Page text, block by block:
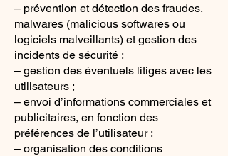
– prévention et détection des fraudes,
malwares (malicious softwares ou
logiciels malveillants) et gestion des
incidents de sécurité ;
– gestion des éventuels litiges avec les
utilisateurs ;
– envoi d’informations commerciales et
publicitaires, en fonction des
préférences de l’utilisateur ;
– organisation des conditions